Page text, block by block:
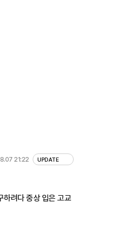
21:22 UPDATE
하려다 중상 입은 고교